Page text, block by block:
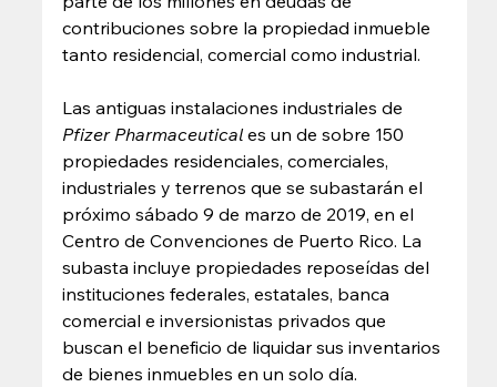
contribuciones sobre la propiedad inmueble
tanto residencial, comercial como industrial.
Las antiguas instalaciones industriales de
Pfizer Pharmaceutical es un de sobre 150
propiedades residenciales, comerciales,
industriales y terrenos que se subastarán el
próximo sábado 9 de marzo de 2019, en el
Centro de Convenciones de Puerto Rico. La
subasta incluye propiedades reposeídas del
instituciones federales, estatales, banca
comercial e inversionistas privados que
buscan el beneficio de liquidar sus inventarios
de bienes inmuebles en un solo día.